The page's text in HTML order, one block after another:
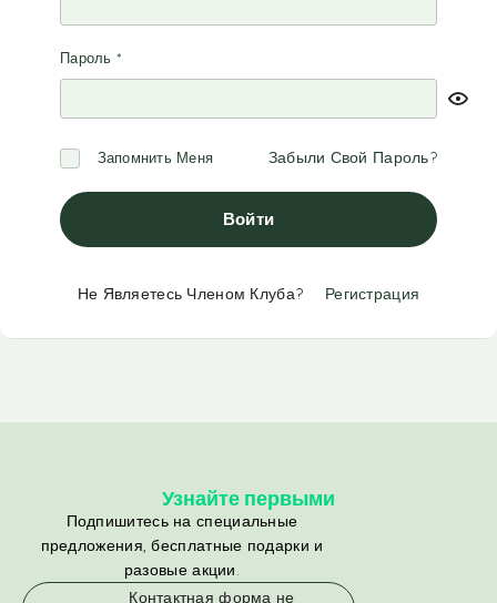
Пароль *
Запомнить Меня Забыли Свой Пароль?
Войти
Не Являетесь Членом Клуба? Регистрация
Узнайте первыми
Подпишитесь на специальные
предложения, бесплатные подарки и
разовые акции.
Контактная форма не